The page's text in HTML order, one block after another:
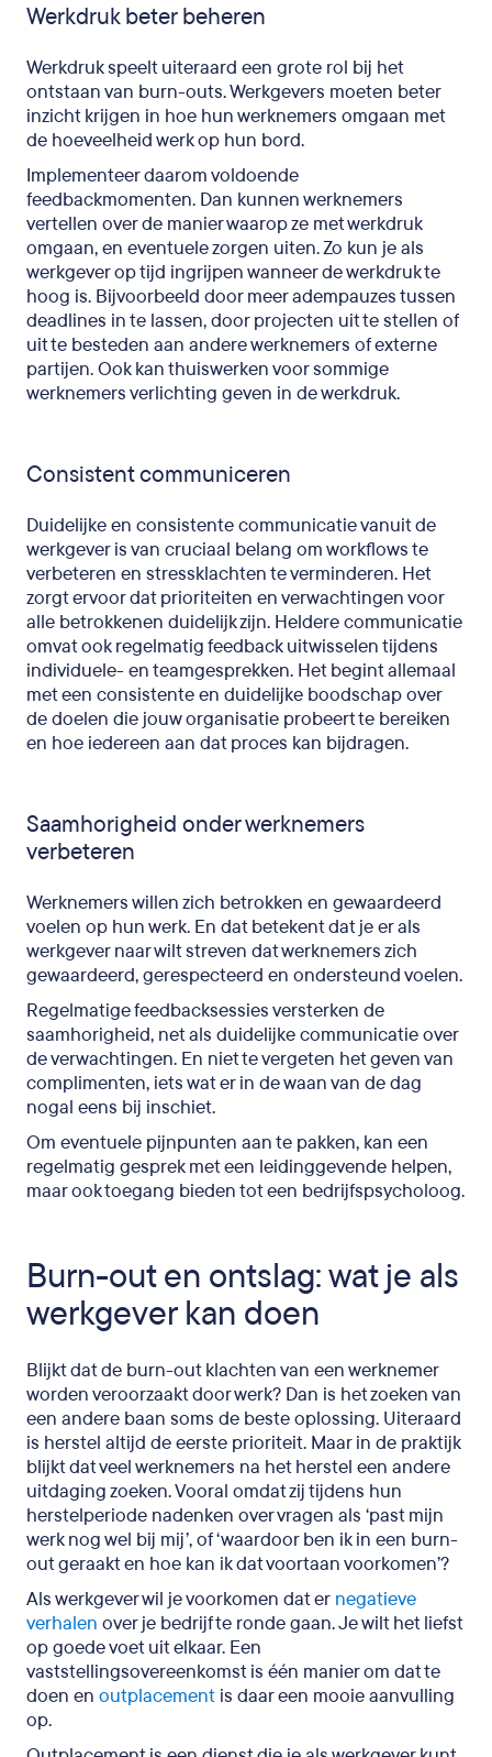
Werkdruk beter beheren
Werkdruk speelt uiteraard een grote rol bij het
ontstaan van burn-outs. Werkgevers moeten beter
inzicht krijgen in hoe hun werknemers omgaan met
de hoeveelheid werk op hun bord.
Implementeer daarom voldoende
feedbackmomenten. Dan kunnen werknemers
vertellen over de manier waarop ze met werkdruk
omgaan, en eventuele zorgen uiten. Zo kun je als
werkgever op tijd ingrijpen wanneer de werkdruk te
hoog is. Bijvoorbeeld door meer adempauzes tussen
deadlines in te lassen, door projecten uit te stellen of
uit te besteden aan andere werknemers of externe
partijen. Ook kan thuiswerken voor sommige
werknemers verlichting geven in de werkdruk.
Consistent communiceren
Duidelijke en consistente communicatie vanuit de
werkgever is van cruciaal belang om workflows te
verbeteren en stressklachten te verminderen. Het
zorgt ervoor dat prioriteiten en verwachtingen voor
alle betrokkenen duidelijk zijn. Heldere communicatie
omvat ook regelmatig feedback uitwisselen tijdens
individuele- en teamgesprekken. Het begint allemaal
met een consistente en duidelijke boodschap over
de doelen die jouw organisatie probeert te bereiken
en hoe iedereen aan dat proces kan bijdragen.
Saamhorigheid onder werknemers
verbeteren
Werknemers willen zich betrokken en gewaardeerd
voelen op hun werk. En dat betekent dat je er als
werkgever naar wilt streven dat werknemers zich
gewaardeerd, gerespecteerd en ondersteund voelen.
Regelmatige feedbacksessies versterken de
saamhorigheid, net als duidelijke communicatie over
de verwachtingen. En niet te vergeten het geven van
complimenten, iets wat er in de waan van de dag
nogal eens bij inschiet.
Om eventuele pijnpunten aan te pakken, kan een
regelmatig gesprek met een leidinggevende helpen,
maar ook toegang bieden tot een bedrijfspsycholoog.
Burn-out en ontslag: wat je als
werkgever kan doen
Blijkt dat de burn-out klachten van een werknemer
worden veroorzaakt door werk? Dan is het zoeken van
een andere baan soms de beste oplossing. Uiteraard
is herstel altijd de eerste prioriteit. Maar in de praktijk
blijkt dat veel werknemers na het herstel een andere
uitdaging zoeken. Vooral omdat zij tijdens hun
herstelperiode nadenken over vragen als ‘past mijn
werk nog wel bij mij’, of ‘waardoor ben ik in een burn-
out geraakt en hoe kan ik dat voortaan voorkomen’?
Als werkgever wil je voorkomen dat er negatieve
verhalen over je bedrijf te ronde gaan. Je wilt het liefst
op goede voet uit elkaar. Een
vaststellingsovereenkomst is één manier om dat te
doen en outplacement is daar een mooie aanvulling
op.